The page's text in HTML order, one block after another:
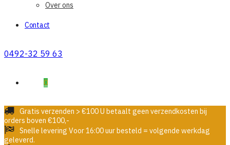
Over ons
Contact
0492-32 59 63
0
Gratis verzenden > €100U betaalt geen verzendkosten bij
orders boven €100,-
Snelle levering Voor 16:00 uur besteld = volgende werkdag
geleverd.